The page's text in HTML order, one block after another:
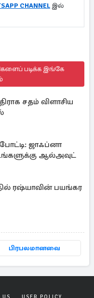
CHANNEL இல்
படிக்க இங்கே
சதம் விளாசிய
ஜாஃப்னா
ஆல்அவுட்
ரஷ்யாவின் பயங்கர
பிரபலமானவை